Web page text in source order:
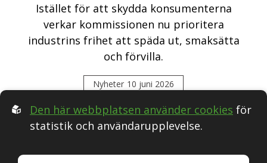
Istället för att skydda konsumenterna
verkar kommissionen nu prioritera
industrins frihet att späda ut, smaksätta
och förvilla.
Nyheter 10 juni 2026
Följ oss i Sociala medier:
Den här webbplatsen använder cookies för
statistik och användarupplevelse.